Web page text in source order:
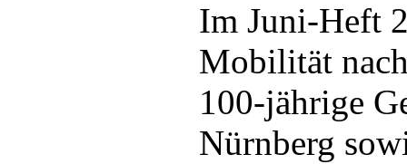
Im Juni-Heft
Mobilität
100-jährige
Nürnberg